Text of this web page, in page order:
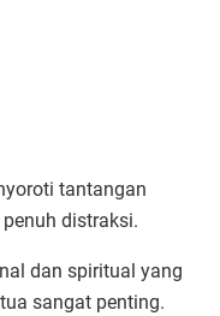
tantangan
distraksi.
dan spiritual yang
sangat penting.